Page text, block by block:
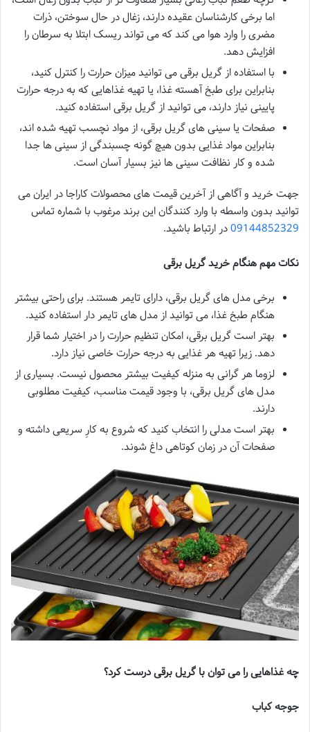
اما برخی کارشناسان عقیده دارند، زغال در حال سوختن، ذرات
مضری را وارد هوا می کند که می تواند ریسک ابتلا به سرطان را
افزایش دهد.
با استفاده از گریل برقی می توانید میزان حرارت را کنترل کنید،
بنابراین برای طبخ آهسته غذا، یا تهیه غذاهایی که به درجه حرارت
پایینی نیاز دارند، می توانید از گریل برقی استفاده کنید.
صفحات یا سینی های گریل برقی، از مواد نچسب تهیه شده اند،
بنابراین مواد غذایی بدون هیچ گونه چسبندگی از سینی ها جدا
شده و کار نظافت سینی ها نیز بسیار آسان است.
جهت خرید و آگاهی از آخرین قیمت های محصولات کاراجا در ایران می
توانید بدون واسطه با وارد کنندگان این برند مرغوب با شماره تماس
09144852329در ارتباط باشید.
نکات مهم هنگام خرید گریل برقی
برخی مدل های گریل برقی، دارای تایمر هستند. برای راحتی بیشتر
هنگام طبخ غذا، می توانید از مدل های تایمر دار استفاده کنید.
بهتر است گریل برقی، امکان تنظیم حرارت را در اختیار شما قرار
دهد. زیرا تهیه هر غذایی به درجه حرارت خاصی نیاز دارد.
لزوما هر گرانی به منزله کیفیت بیشتر محصول نیست. بسیاری از
مدل های گریل برقی، با وجود قیمت مناسب، کیفیت مطلوبی
دارند.
بهتر است مدلی را انتخاب کنید که شروع به کارِ سریعی داشته و
صفحات آن در زمان کوتاهی داغ شوند.
چه غذاهایی را می توان با گریل برقی درست کرد؟
جوجه کباب